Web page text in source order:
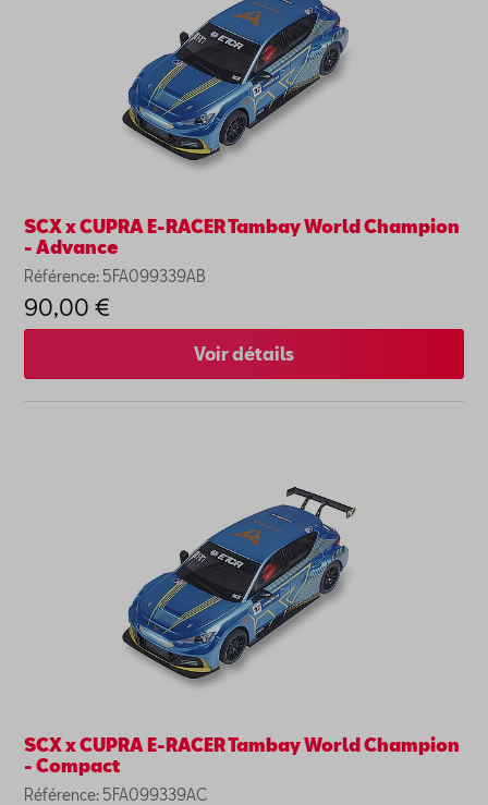
SCX x CUPRA E-RACER Tambay World Champion
- Advance
Référence: 5FA099339AB
90,00 €
Voir détails
SCX x CUPRA E-RACER Tambay World Champion
- Compact
Référence: 5FA099339AC